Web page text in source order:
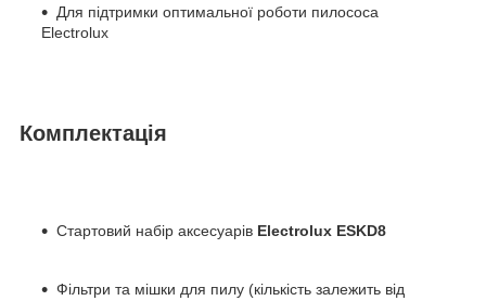
Для підтримки оптимальної роботи пилососа
Electrolux
Комплектація
Стартовий набір аксесуарів Electrolux ESKD8
Фільтри та мішки для пилу (кількість залежить від